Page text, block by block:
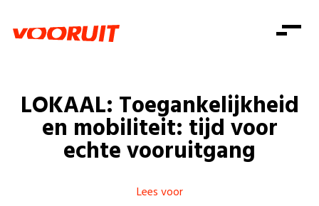
Zorg
Gelijke kansen
Consumentenbescherming
Onze mensen
Standpunten
Doe mee
Doe mee
Word lid
Mis niets
Shop
LOKAAL: Toegankelijkheid
en mobiliteit: tijd voor
echte vooruitgang
Lees voor